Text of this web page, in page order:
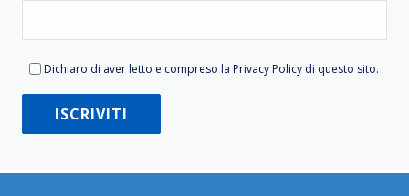
Dichiaro di aver letto e compreso la Privacy Policy di questo sito.